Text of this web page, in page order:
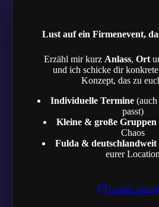
Lust auf ein Firmenevent,
Erzähl mir kurz Anlass, Ort
und ich schicke dir
Konzept, das zu
Individuelle Termine(auch
passt)
Kleine & große Gruppen
Chaos
Fulda & deutschlandweit
eurer Location
Termin